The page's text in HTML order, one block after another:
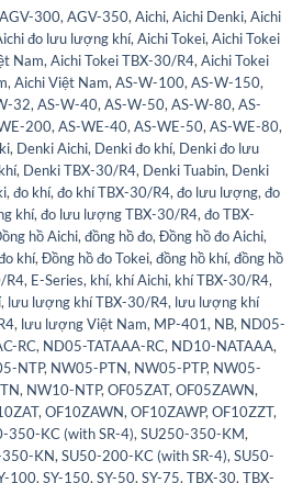
AGV-300,AGV-350,Aichi,Aichi Denki,Aichi
đo lưu lượng khí,Aichi Tokei,Aichi Tokei
Nam,Aichi Tokei TBX-30/R4,Aichi Tokei
,Aichi Việt Nam,AS-W-100,AS-W-150,
32,AS-W-40,AS-W-50,AS-W-80,AS-
200,AS-WE-40,AS-WE-50,AS-WE-80,
, Denki Aichi, Denki đo khí, Denki đo lưu
, Denki TBX-30/R4, Denki Tuabin, Denki
,đo khí,đo khí TBX-30/R4,đo lưu lượng,đo
khí,đo lưu lượng TBX-30/R4,đo TBX-
hồ Aichi,đồng hồ đo,Đồng hồ đo Aichi,
khí,Đồng hồ đo Tokei,đồng hồ khí,đồng hồ
R4, E-Series, khí, khí Aichi, khí TBX-30/R4,
, lưu lượng khí TBX-30/R4, lưu lượng khí
, lưu lượng Việt Nam, MP-401, NB, ND05-
RC, ND05-TATAAA-RC, ND10-NATAAA,
NTP, NW05-PTN, NW05-PTP, NW05-
, NW10-NTP,OF05ZAT,OF05ZAWN,
,OF10ZAWN,OF10ZAWP,OF10ZZT,
350-KC (with SR-4),SU250-350-KM,
KN,SU50-200-KC (with SR-4),SU50-
100,SY-150,SY-50,SY-75,TBX-30,TBX-